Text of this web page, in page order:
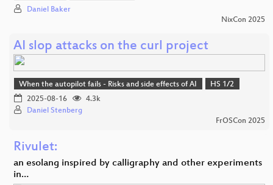
Daniel Baker
NixCon 2025
AI slop attacks on the curl project
When the autopilot fails - Risks and side effects of AI
HS 1/2
2025-08-16
4.3k
Daniel Stenberg
FrOSCon 2025
Rivulet:
an esolang inspired by calligraphy and other experiments
in…